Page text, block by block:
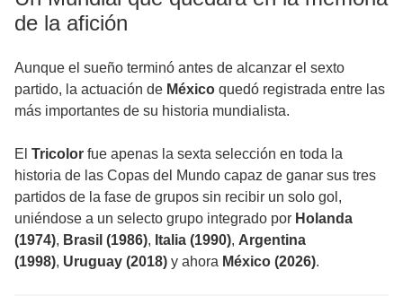
de la afición
Aunque el sueño terminó antes de alcanzar el sexto
partido, la actuación de México quedó registrada entre las
más importantes de su historia mundialista.
El Tricolor fue apenas la sexta selección en toda la
historia de las Copas del Mundo capaz de ganar sus tres
partidos de la fase de grupos sin recibir un solo gol,
uniéndose a un selecto grupo integrado por Holanda
(1974), Brasil (1986), Italia (1990), Argentina
(1998), Uruguay (2018) y ahora México (2026).